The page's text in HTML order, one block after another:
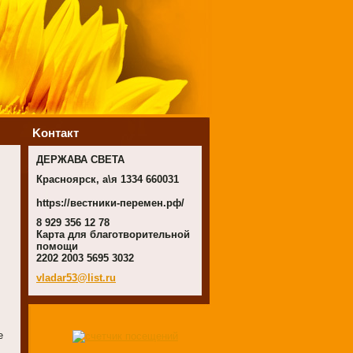
Koнтакт
ДЕРЖАВА СВЕТА
Красноярск, а\я 1334 660031
https://вестники-перемен.рф/
8 929 356 12 78
Карта для благотворительной
помощи
2202 2003 5695 3032
vladar53@list.ru